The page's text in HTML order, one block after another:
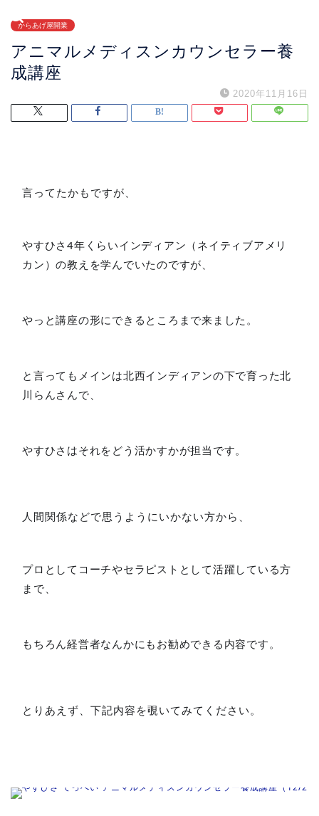
からあげ屋開業
アニマルメディスンカウンセラー養
成講座
2020年11月16日
言ってたかもですが、
やすひさ4年くらいインディアン（ネイティブアメリ
カン）の教えを学んでいたのですが、
やっと講座の形にできるところまで来ました。
と言ってもメインは北西インディアンの下で育った北
川らんさんで、
やすひさはそれをどう活かすかが担当です。
人間関係などで思うようにいかない方から、
プロとしてコーチやセラピストとして活躍している方
まで、
もちろん経営者なんかにもお勧めできる内容です。
とりあえず、下記内容を覗いてみてください。